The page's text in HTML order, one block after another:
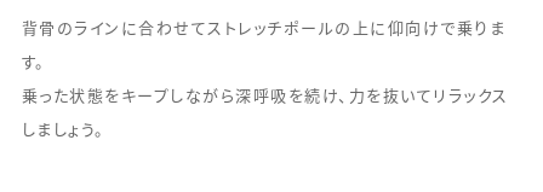
背骨のラインに合わせてストレッチポールの上に仰向けで乗りま
す。
乗った状態をキープしながら深呼吸を続け、力を抜いてリラックス
しましょう。